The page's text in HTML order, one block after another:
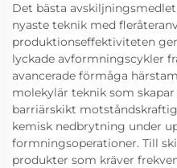
Det bästa
nyaste teknik med
produktionseffektiviteten
lyckade avformningscykler
avancerade förmåga
molekylär teknik som
barriärskikt
kemisk nedbrytning under
formningsoperationer. Till
produkter som kräver